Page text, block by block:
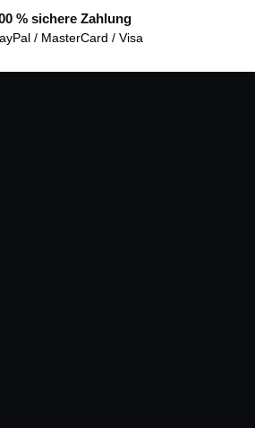
% sichere Zahlung
/ MasterCard / Visa